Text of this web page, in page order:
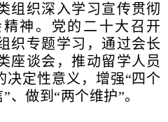
组织深入学习宣传贯彻
神。党的二十大召开
织专题学习，通过会长
座谈会，推动留学人员
决定性意义，增强“四个
、做到“两个维护”。